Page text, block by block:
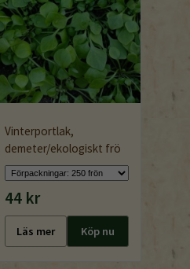
Vinterportlak,
demeter/ekologiskt frö
44 kr
Läs mer Köp nu